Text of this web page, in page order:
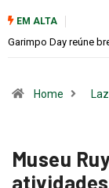
EM ALTA
Bugonia
Home
Museu